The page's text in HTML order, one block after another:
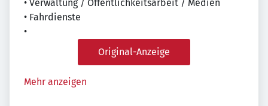
• Verwaltung / Öffentlichkeitsarbeit / Medien
• Fahrdienste
•
Original-Anzeige
Mehr anzeigen